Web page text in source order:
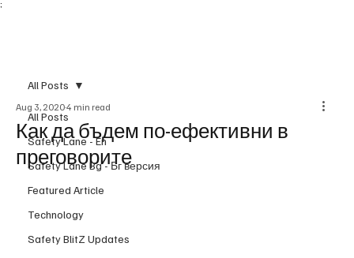
;
All Posts
Safety Lane - En
Safety Lane Bg - Бг версия
Featured Article
Technology
Safety BlitZ Updates
All Posts
Как да бъдем по-ефективни в
преговорите
Aug 3, 20204 min read